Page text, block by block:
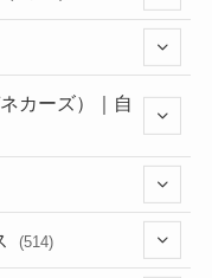
(352)
カーズ）｜自
(514)